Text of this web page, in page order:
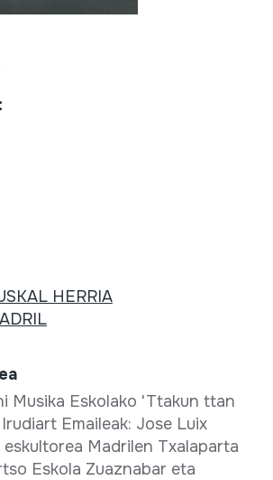
HERRIA
Musika Eskolako 'Ttakun ttan
Emaileak: Jose Luix
eskultorea Madrilen Txalaparta
Eskola Zuaznabar eta